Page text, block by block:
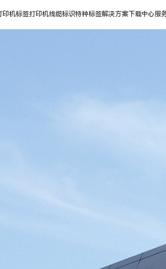
印机标签打印机线缆标识特种标签解决方案下载中心服